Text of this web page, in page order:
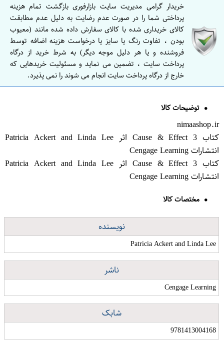
خریدار گرامی مدیریت سایت بازارفوری بازگشت تمام هزینه
پرداختی شما را در صورت عدم رضایت به دلیل عدم مطابقت
کالای خریداری شده با کالای سفارش داده شده مانند (معیوب
بودن ، تفاوت رنگ یا سایز یا درخواست هزینه اضافه توسط
فروشنده و یا هر دلیل موجه دیگر) به شرط خرید از درگاه
پرداخت سایت ، تضمین می نماید و مسئولیت خریدهایی که
خارج از درگاه پرداخت سایت انجام می شوند را نمی پذیرد.
توضیحات کالا
nimaashop.ir
کتاب Cause & Effect 3 اثر Patricia Ackert and Linda Lee
انتشارات Cengage Learning
کتاب Cause & Effect 3 اثر Patricia Ackert and Linda Lee
انتشارات Cengage Learning
مختصات کالا
نویسنده
Patricia Ackert and Linda Lee
ناشر
Cengage Learning
شابک
9781413004168